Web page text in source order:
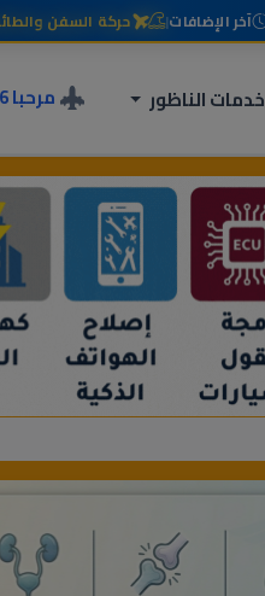
آخر الإضافات| حركة السفن
خدمات الناظور مرحبا 2026